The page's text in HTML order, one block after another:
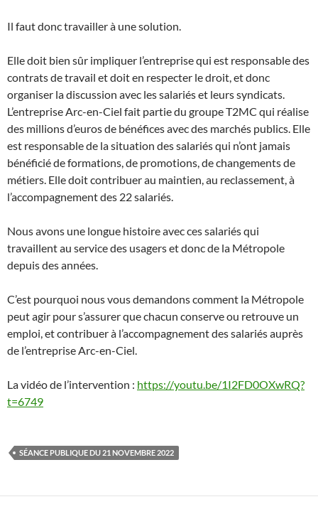
Il faut donc travailler à une solution.
Elle doit bien sûr impliquer l’entreprise qui est responsable des
contrats de travail et doit en respecter le droit, et donc
organiser la discussion avec les salariés et leurs syndicats.
L’entreprise Arc-en-Ciel fait partie du groupe T2MC qui réalise
des millions d’euros de bénéfices avec des marchés publics. Elle
est responsable de la situation des salariés qui n’ont jamais
bénéficié de formations, de promotions, de changements de
métiers. Elle doit contribuer au maintien, au reclassement, à
l’accompagnement des 22 salariés.
Nous avons une longue histoire avec ces salariés qui
travaillent au service des usagers et donc de la Métropole
depuis des années.
C’est pourquoi nous vous demandons comment la Métropole
peut agir pour s’assurer que chacun conserve ou retrouve un
emploi, et contribuer à l’accompagnement des salariés auprès
de l’entreprise Arc-en-Ciel.
La vidéo de l’intervention : https://youtu.be/1I2FD0OXwRQ?
t=6749
SÉANCE PUBLIQUE DU 21 NOVEMBRE 2022